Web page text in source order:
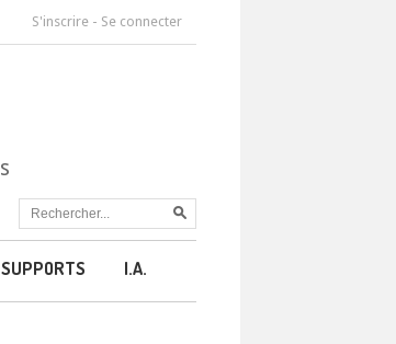
S'inscrire - Se connecter
SUPPORTS I.A.